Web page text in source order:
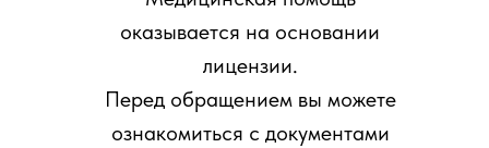
оказывается на основании
лицензии.
Перед обращением вы можете
ознакомиться с документами